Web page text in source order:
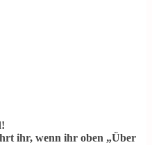
ihr, wenn ihr oben „Über